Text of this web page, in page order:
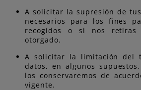
A solicitar la supresión de
necesarios para los fines
recogidos o si nos retiras
otorgado.
A solicitar la limitación del
datos, en algunos
los conservaremos de
vigente.